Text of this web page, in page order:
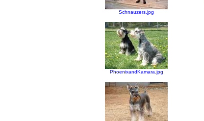
Schnauzers.jpg
PhoenixandKamara.jpg